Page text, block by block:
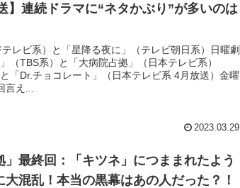
】連続ドラマに“ネタかぶり”が多いのは
テレビ系）と「星降る夜に」（テレビ朝日系）日曜劇
（TBS系）と「大病院占拠」（日本テレビ系）
と「Dr.チョコレート」（日本テレビ系 4月放送）金曜
言え...
2023.03.29
」最終回：「キツネ」につままれたよう
大混乱！本当の黒幕はあの人だった？！